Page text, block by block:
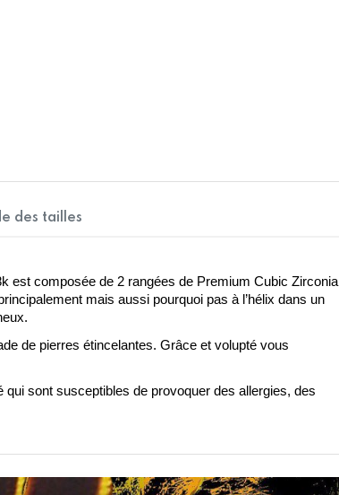
des tailles
est composée de 2 rangées de Premium Cubic Zirconia
mais aussi pourquoi pas à l’hélix dans un
de pierres étincelantes. Grâce et volupté vous
sont susceptibles de provoquer des allergies, des